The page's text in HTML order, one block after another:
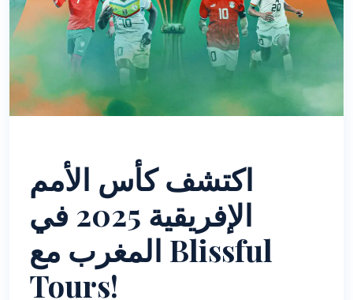
اكتشف كأس الأمم
الإفريقية 2025 في
المغرب مع Blissful
Tours!